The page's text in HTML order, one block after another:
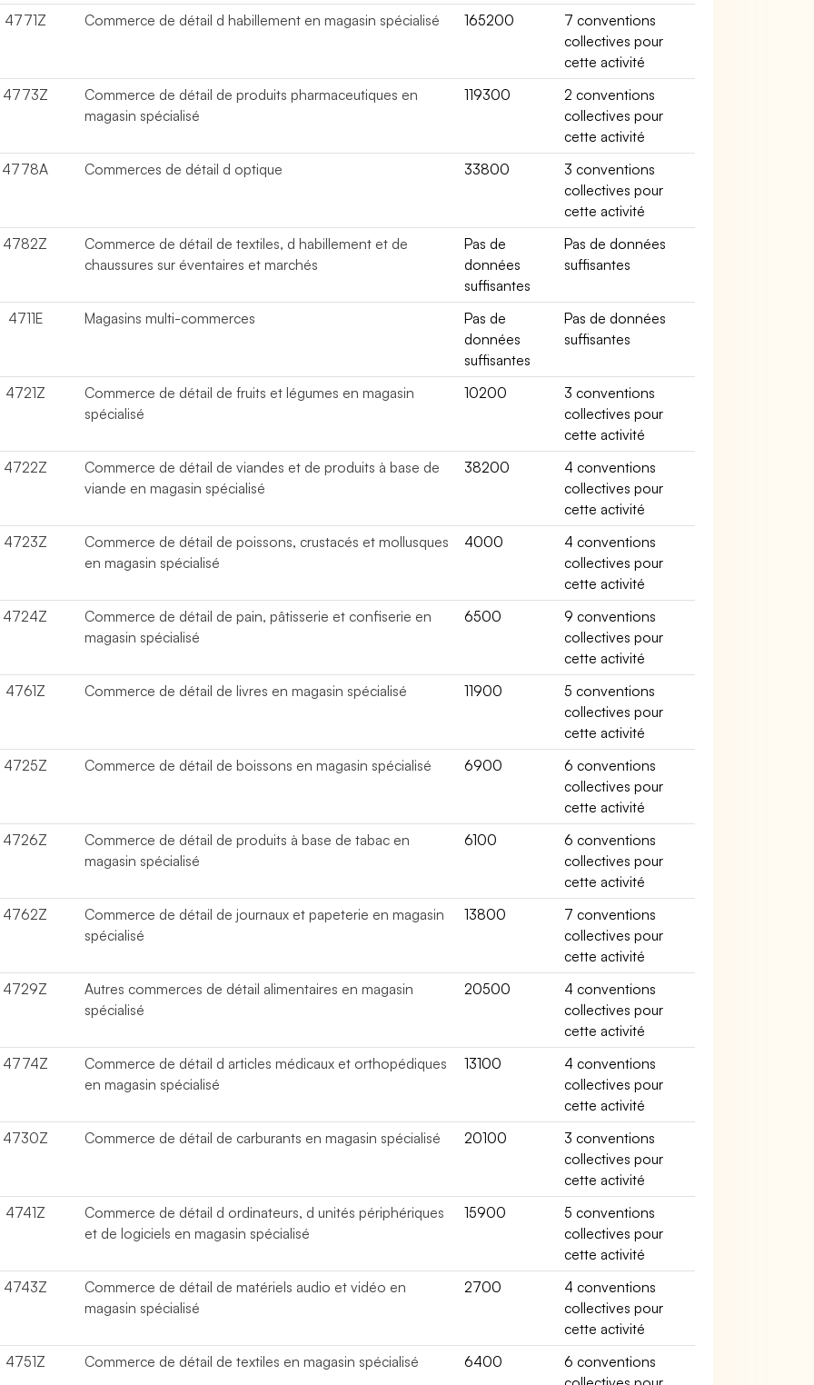
4771Z
Commerce de détail d habillement en magasin spécialisé 165200
7 conventions
collectives pour
cette activité
4773Z
Commerce de détail de produits pharmaceutiques en
magasin spécialisé
119300
2 conventions
collectives pour
cette activité
4778A
Commerces de détail d optique 33800
3 conventions
collectives pour
cette activité
4782Z
Commerce de détail de textiles, d habillement et de
chaussures sur éventaires et marchés
Pas de
données
suffisantes
Pas de données
suffisantes
4711E Magasins multi-commerces
Pas de
données
suffisantes
Pas de données
suffisantes
4721Z
Commerce de détail de fruits et légumes en magasin
spécialisé
10200
3 conventions
collectives pour
cette activité
4722Z
Commerce de détail de viandes et de produits à base de
viande en magasin spécialisé
38200
4 conventions
collectives pour
cette activité
4723Z
Commerce de détail de poissons, crustacés et mollusques
en magasin spécialisé
4000
4 conventions
collectives pour
cette activité
4724Z
Commerce de détail de pain, pâtisserie et confiserie en
magasin spécialisé
6500
9 conventions
collectives pour
cette activité
4761Z
Commerce de détail de livres en magasin spécialisé 11900
5 conventions
collectives pour
cette activité
4725Z
Commerce de détail de boissons en magasin spécialisé 6900
6 conventions
collectives pour
cette activité
4726Z
Commerce de détail de produits à base de tabac en
magasin spécialisé
6100
6 conventions
collectives pour
cette activité
4762Z
Commerce de détail de journaux et papeterie en magasin
spécialisé
13800
7 conventions
collectives pour
cette activité
4729Z
Autres commerces de détail alimentaires en magasin
spécialisé
20500
4 conventions
collectives pour
cette activité
4774Z
Commerce de détail d articles médicaux et orthopédiques
en magasin spécialisé
13100
4 conventions
collectives pour
cette activité
4730Z
Commerce de détail de carburants en magasin spécialisé 20100
3 conventions
collectives pour
cette activité
4741Z
Commerce de détail d ordinateurs, d unités périphériques
et de logiciels en magasin spécialisé
15900
5 conventions
collectives pour
cette activité
4743Z
Commerce de détail de matériels audio et vidéo en
magasin spécialisé
2700
4 conventions
collectives pour
cette activité
4751Z
Commerce de détail de textiles en magasin spécialisé 6400
6 conventions